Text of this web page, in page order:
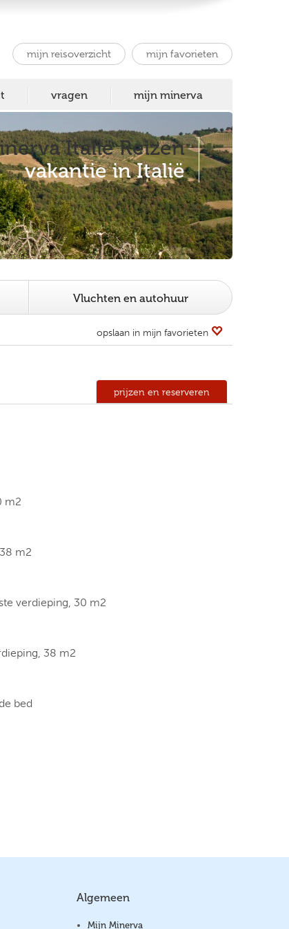
mijn reisoverzicht mijn favorieten
vragen mijn minerva
Italië Reizen
vakantie in Italië
Vluchten en autohuur
opslaan in mijn favorieten
prijzen en reserveren
m2
m2
verdieping, 30 m2
38 m2
bed
Algemeen
Mijn Minerva